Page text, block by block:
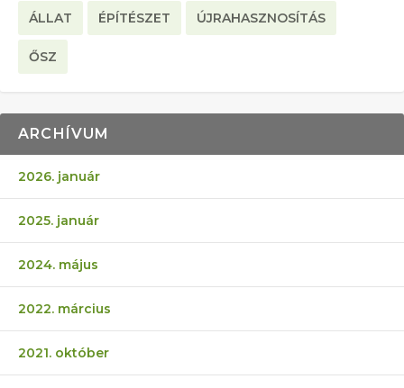
ÁLLAT ÉPÍTÉSZET ÚJRAHASZNOSÍTÁS
ŐSZ
ARCHÍVUM
2026. január
2025. január
2024. május
2022. március
2021. október